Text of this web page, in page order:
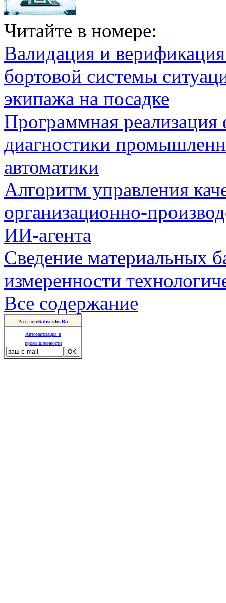
Читайте в номере:
Валидация и
бортовой системы
экипажа на посадке
Программная
диагностики
автоматики
Алгоритм управления
организационно-
ИИ-агента
Сведение материальных
измеренности
Все содержание
РассылкиSubscribe.Ru
Автоматизация в
промышленности